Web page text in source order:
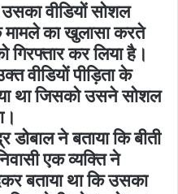
उसका वीडियों सोशल
मामले का खुलासा करते
गिरफ्तार कर लिया है।
वीडियों पीड़िता के
गया था जिसको उसने सोशल
डोबाल ने बताया कि बीती
एक व्यक्ति ने
बताया था कि उसका